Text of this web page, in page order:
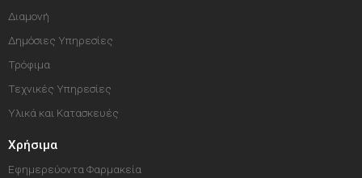
Διαμονή
Δημόσιες Υπηρεσίες
Τρόφιμα
Τεχνικές Υπηρεσίες
Υλικά και Κατασκευές
Χρήσιμα
Εφημερεύοντα Φαρμακεία